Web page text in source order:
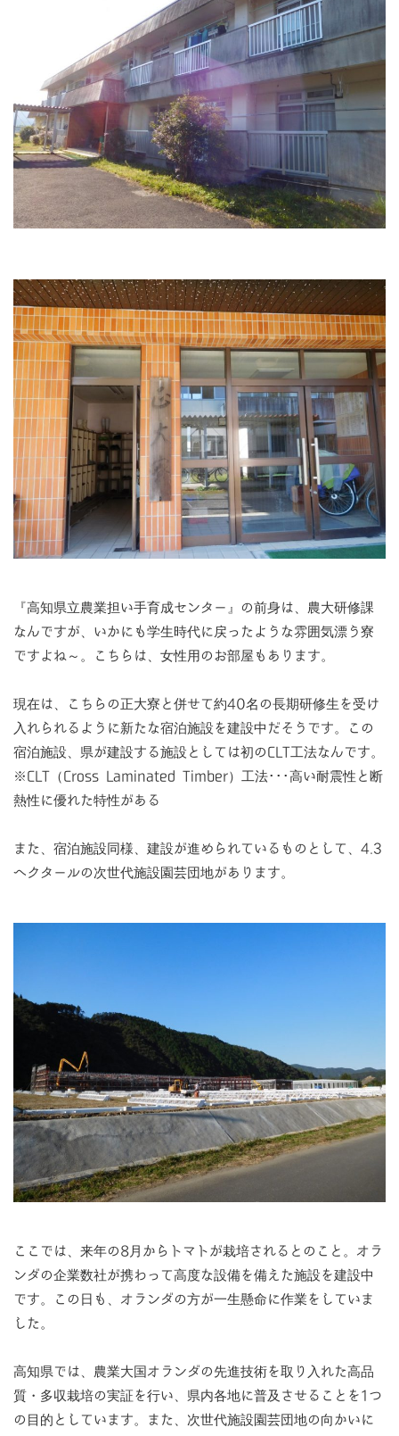
『高知県立農業担い手育成センター』の前身は、農大研修課
なんですが、いかにも学生時代に戻ったような雰囲気漂う寮
ですよね～。こちらは、女性用のお部屋もあります。
現在は、こちらの正大寮と併せて約40名の長期研修生を受け
入れられるように新たな宿泊施設を建設中だそうです。この
宿泊施設、県が建設する施設としては初のCLT工法なんです。
※CLT（Cross Laminated Timber）工法･･･高い耐震性と断
熱性に優れた特性がある
また、宿泊施設同様、建設が進められているものとして、4.3
ヘクタールの次世代施設園芸団地があります。
ここでは、来年の8月からトマトが栽培されるとのこと。オラ
ンダの企業数社が携わって高度な設備を備えた施設を建設中
です。この日も、オランダの方が一生懸命に作業をしていま
した。
高知県では、農業大国オランダの先進技術を取り入れた高品
質・多収栽培の実証を行い、県内各地に普及させることを1つ
の目的としています。また、次世代施設園芸団地の向かいに